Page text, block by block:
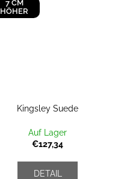
7 CM
HÖHER
Kingsley Suede
Auf Lager
€127,34
DETAIL